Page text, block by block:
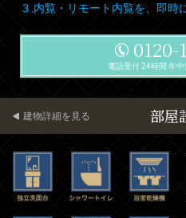
３.内覧・リモート内覧を、即時
0120-
電話受付 24時間 年
部屋
建物詳細を見る